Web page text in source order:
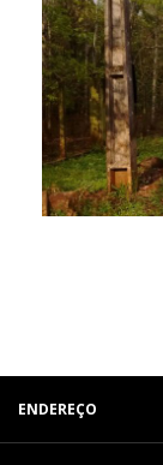
ENDEREÇO